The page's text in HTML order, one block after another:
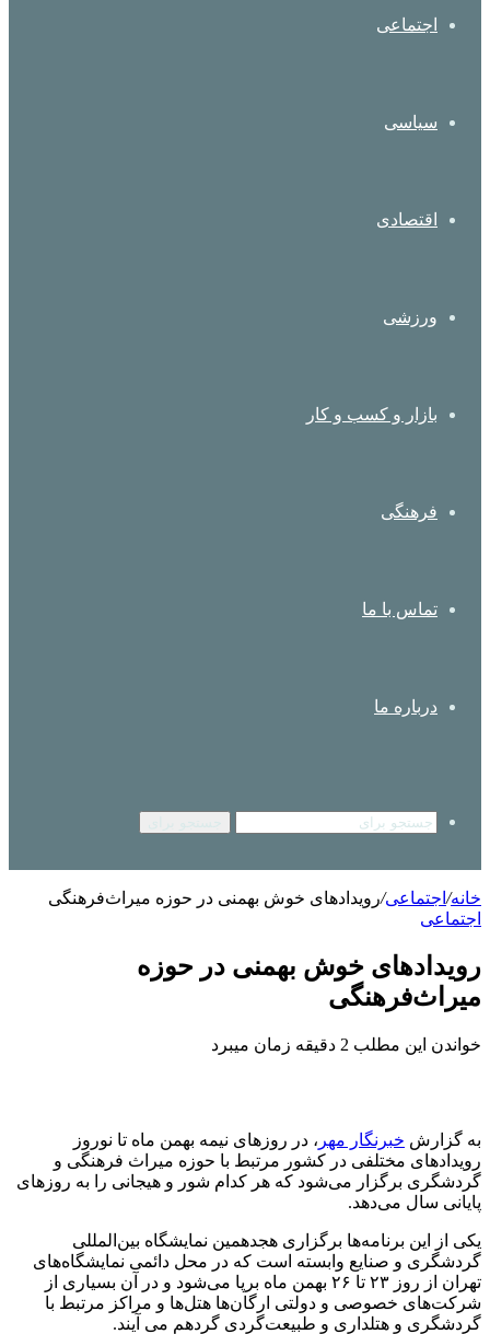
اجتماعی
سیاسی
اقتصادی
ورزشی
بازار و کسب و کار
فرهنگی
تماس با ما
درباره ما
خانه/ اجتماعی/رویدادهای خوش بهمنی در حوزه میراث‌فرهنگی
اجتماعی
رویدادهای خوش بهمنی در حوزه
میراث‌فرهنگی
خواندن این مطلب 2 دقیقه زمان میبرد
به گزارش خبرنگار مهر ، در روزهای نیمه بهمن ماه تا نوروز
رویدادهای مختلفی در کشور مرتبط با حوزه میراث فرهنگی و
گردشگری برگزار می‌شود که هر کدام شور و هیجانی را به روزهای
پایانی سال می‌دهد.
یکی از این برنامه‌ها برگزاری هجدهمین نمایشگاه بین‌المللی
گردشگری و صنایع وابسته است که در محل دائمی نمایشگاه‌های
تهران از روز ۲۳ تا ۲۶ بهمن ماه برپا می‌شود و در آن بسیاری از
شرکت‌های خصوصی و دولتی ارگان‌ها هتل‌ها و مراکز مرتبط با
گردشگری و هتلداری و طبیعت‌گردی گردهم می آیند.